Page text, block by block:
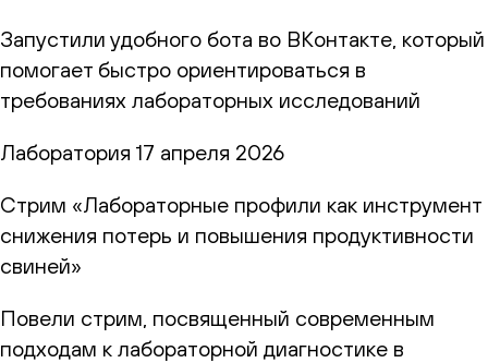
Запустили удобного бота во ВКонтакте, который
помогает быстро ориентироваться в
требованиях лабораторных исследований
Лаборатория 17 апреля 2026
Стрим «Лабораторные профили как инструмент
снижения потерь и повышения продуктивности
свиней»
Повели стрим, посвященный современным
подходам к лабораторной диагностике в